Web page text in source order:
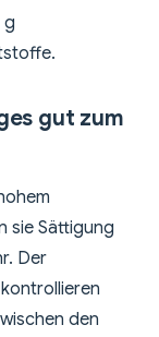
g
gut zum
sie Sättigung
Der
den